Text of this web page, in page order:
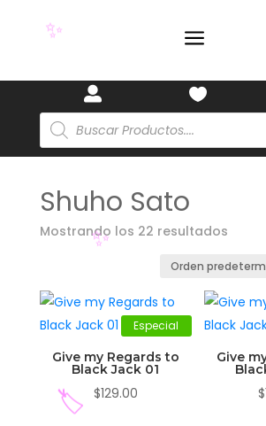
a
 
Búsqueda
de
productos
Shuho Sato
Mostrando los 22 resultados
Especial
Give my Regards to
Black Jack 01
$129.00
Give
$
✨